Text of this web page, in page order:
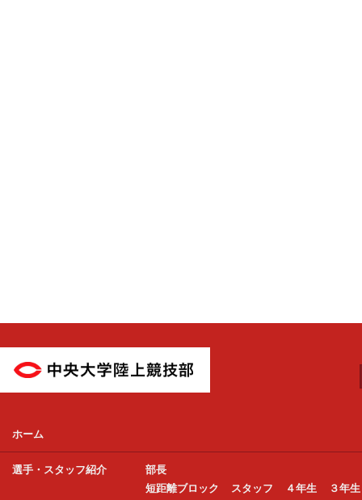
ホーム
選手・スタッフ紹介
部長
短距離ブロック
スタッフ ４年生
３年生